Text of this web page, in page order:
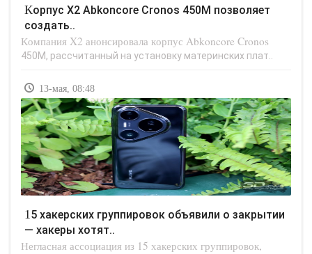
Корпус X2 Abkoncore Cronos 450M позволяет
создать..
Компания X2 анонсировала корпус Abkoncore Cronos
450M, рассчитанный на установку материнских плат..
13-мая, 08:48
15 хакерских группировок объявили о закрытии
— хакеры хотят..
Негласная ассоциация из 15 хакерских группировок,